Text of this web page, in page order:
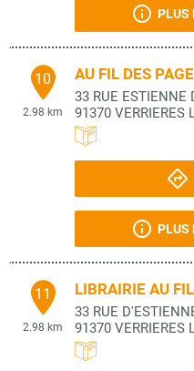
PLUS
10
2.98 km
AU FIL DES
33 RUE ESTIENNE
91370 VERRIERES
PLUS
11
2.98 km
LIBRAIRIE AU
33 RUE
91370 VERRIERES